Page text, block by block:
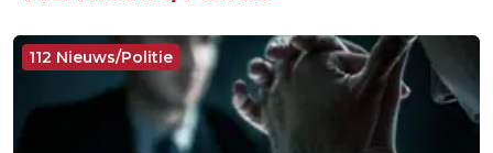
112 Nieuws/Politie